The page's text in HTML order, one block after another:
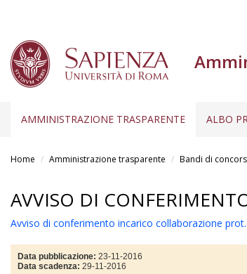
AMMINISTRAZIONE TRASPARENTE ALBO
Home Amministrazione trasparente Bandi di
AVVISO DI
Avviso di conferimento incarico collaborazione
Data pubblicazione: 23-11-2016
Data scadenza: 29-11-2016